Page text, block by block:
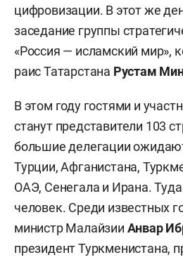
цифровизации. В этот же
заседание группы
«Россия — исламский мир»,
раис Татарстана Рустам
В этом году гостями и
станут представители 103
большие делегации
Турции, Афганистана,
ОАЭ, Сенегала и Ирана.
человек. Среди известных
министр Малайзии Анвар
президент Туркменистана,